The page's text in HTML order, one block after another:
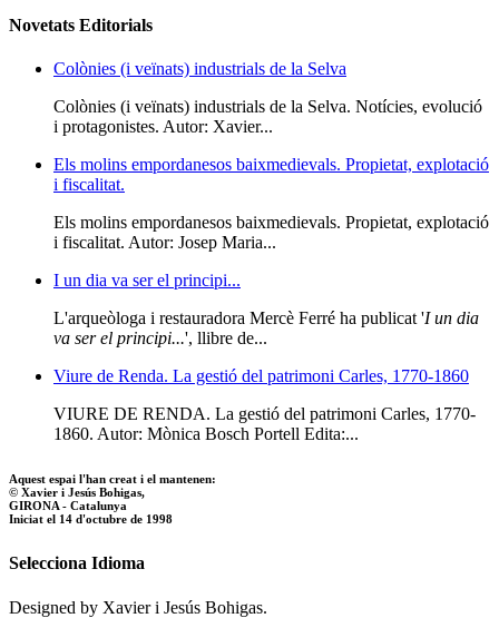
Novetats Editorials
Colònies (i veïnats) industrials de la Selva
Colònies (i veïnats) industrials de la Selva. Notícies, evolució
i protagonistes. Autor: Xavier...
Els molins empordanesos baixmedievals. Propietat, explotació
i fiscalitat.
Els molins empordanesos baixmedievals. Propietat, explotació
i fiscalitat. Autor: Josep Maria...
I un dia va ser el principi...
L'arqueòloga i restauradora Mercè Ferré ha publicat 'I un dia
va ser el principi...', llibre de...
Viure de Renda. La gestió del patrimoni Carles, 1770-1860
VIURE DE RENDA. La gestió del patrimoni Carles, 1770-
1860. Autor: Mònica Bosch Portell Edita:...
Aquest espai l'han creat i el mantenen:
© Xavier i Jesús Bohigas,
GIRONA - Catalunya
Iniciat el 14 d'octubre de 1998
Selecciona Idioma
Designed by Xavier i Jesús Bohigas.